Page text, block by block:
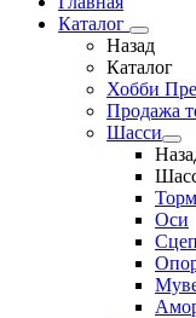
Каталог
Назад
Каталог
Хобби
Продажа
Шасси
Оси